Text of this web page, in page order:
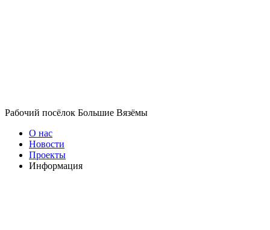
Рабочий посёлок Большие Вязёмы
О нас
Новости
Проекты
Информация